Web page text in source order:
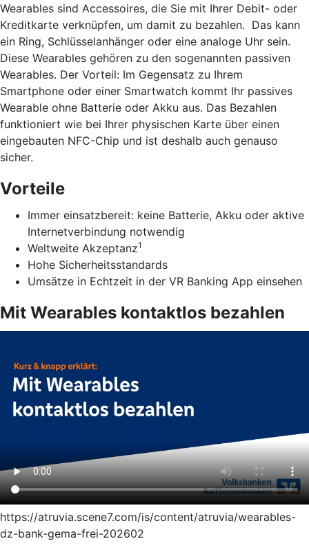
Wearables sind Accessoires, die Sie mit Ihrer Debit- oder
Kreditkarte verknüpfen, um damit zu bezahlen. Das kann
ein Ring, Schlüsselanhänger oder eine analoge Uhr sein.
Diese Wearables gehören zu den sogenannten passiven
Wearables. Der Vorteil: Im Gegensatz zu Ihrem
Smartphone oder einer Smartwatch kommt Ihr passives
Wearable ohne Batterie oder Akku aus. Das Bezahlen
funktioniert wie bei Ihrer physischen Karte über einen
eingebauten NFC-Chip und ist deshalb auch genauso
sicher.
Vorteile
Immer einsatzbereit: keine Batterie, Akku oder aktive
Internetverbindung notwendig
Weltweite Akzeptanz1
Hohe Sicherheitsstandards
Umsätze in Echtzeit in der VR Banking App einsehen
Mit Wearables kontaktlos bezahlen
https://atruvia.scene7.com/is/content/atruvia/wearables-
dz-bank-gema-frei-202602